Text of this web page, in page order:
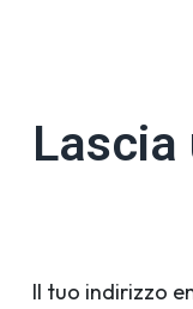
Il tuo indirizzo